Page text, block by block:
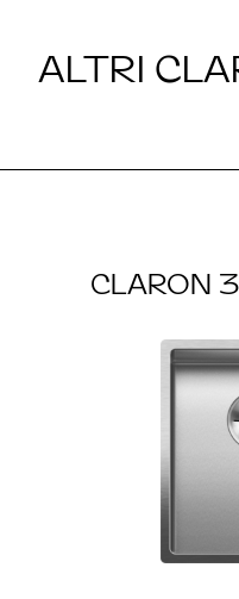
ALTRI
CLARON